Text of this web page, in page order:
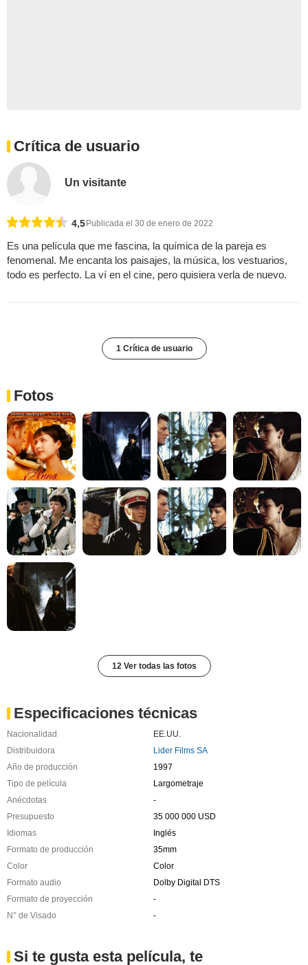
Crítica de usuario
Un visitante
4,5 Publicada el 30 de enero de 2022
Es una película que me fascina, la química de la pareja es
fenomenal. Me encanta los paisajes, la música, los vestuarios,
todo es perfecto. La ví en el cine, pero quisiera verla de nuevo.
1 Crítica de usuario
Fotos
12 Ver todas las fotos
Especificaciones técnicas
Nacionalidad
EE.UU.
Distribuidora
Lider Films SA
Año de producción
1997
Tipo de película
Largometraje
Anécdotas
-
Presupuesto
35 000 000 USD
Idiomas
Inglés
Formato de producción
35mm
Color
Color
Formato audio
Dolby Digital DTS
Formato de proyección
-
N° de Visado
-
Si te gusta esta película, te